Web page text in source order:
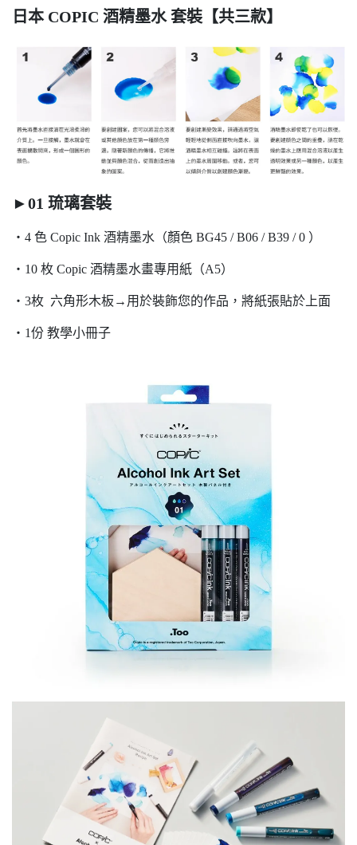
日本 COPIC 酒精墨水 套裝【共三款】
►01 琉璃套裝
・4 色 Copic Ink 酒精墨水（顏色 BG45 / B06 / B39 / 0 ）
・10 枚 Copic 酒精墨水畫專用紙（A5）
・3枚 六角形木板→用於裝飾您的作品，將紙張貼於上面
・1份 教學小冊子